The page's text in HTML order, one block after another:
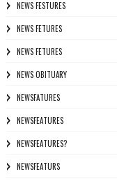
NEWS FESTURES
NEWS FETURES
NEWS FETURES
NEWS OBITUARY
NEWSFATURES
NEWSFEATURES
NEWSFEATURES?
NEWSFEATURS